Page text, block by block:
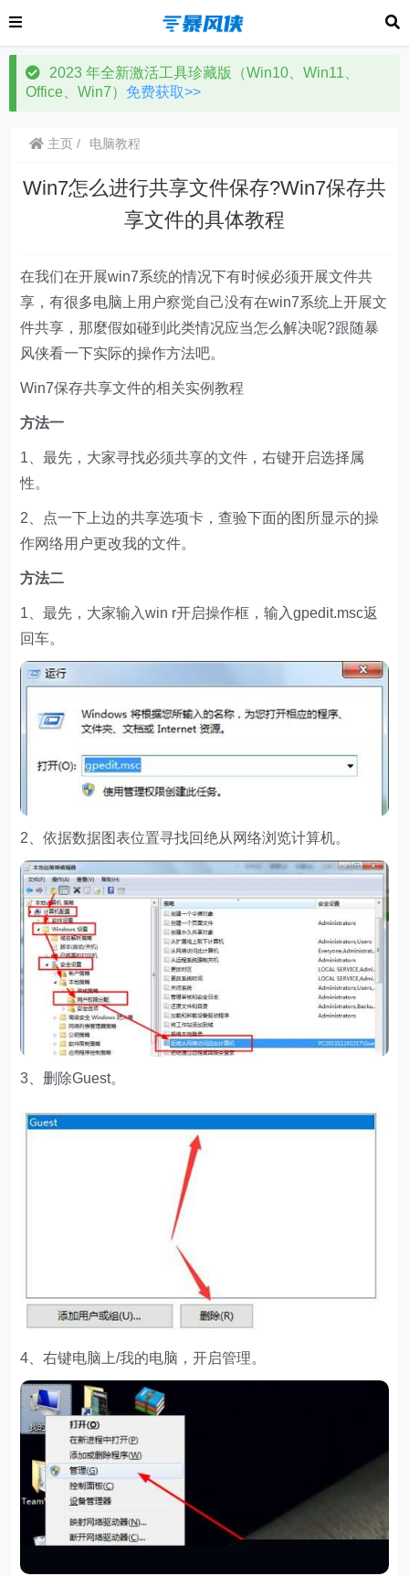
2023 年全新激活工具珍藏版（Win10、Win11、
Office、Win7） 免费获取>>
主页 电脑教程
Win7怎么进行共享文件保存?Win7保存共
享文件的具体教程
在我们在开展win7系统的情况下有时候必须开展文件共
享，有很多电脑上用户察觉自己没有在win7系统上开展文
件共享，那麼假如碰到此类情况应当怎么解决呢?跟随暴
风侠看一下实际的操作方法吧。
Win7保存共享文件的相关实例教程
方法一
1、最先，大家寻找必须共享的文件，右键开启选择属
性。
2、点一下上边的共享选项卡，查验下面的图所显示的操
作网络用户更改我的文件。
方法二
1、最先，大家输入win r开启操作框，输入gpedit.msc返
回车。
2、依据数据图表位置寻找回绝从网络浏览计算机。
3、删除Guest。
4、右键电脑上/我的电脑，开启管理。